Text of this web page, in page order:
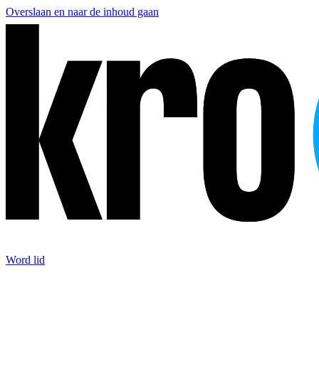
Overslaan en naar de inhoud gaan
Word lid